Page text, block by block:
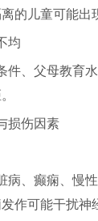
的儿童可能出
均
件、父母教育
损伤因素
病、癫痫、慢
作可能干扰神